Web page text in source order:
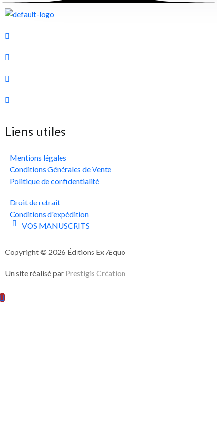
Liens utiles
Mentions légales
Conditions Générales de Vente
Politique de confidentialité
Droit de retrait
Conditions d'expédition
VOS MANUSCRITS
Copyright © 2026 Éditions Ex Æquo
Un site réalisé par Prestigis Création